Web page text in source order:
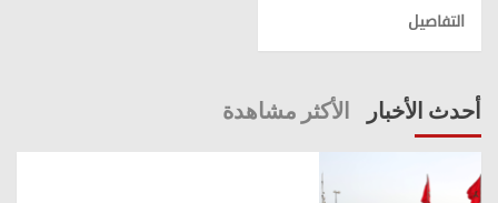
التفاصيل
أحدث الأخبار الأكثر مشاهدة